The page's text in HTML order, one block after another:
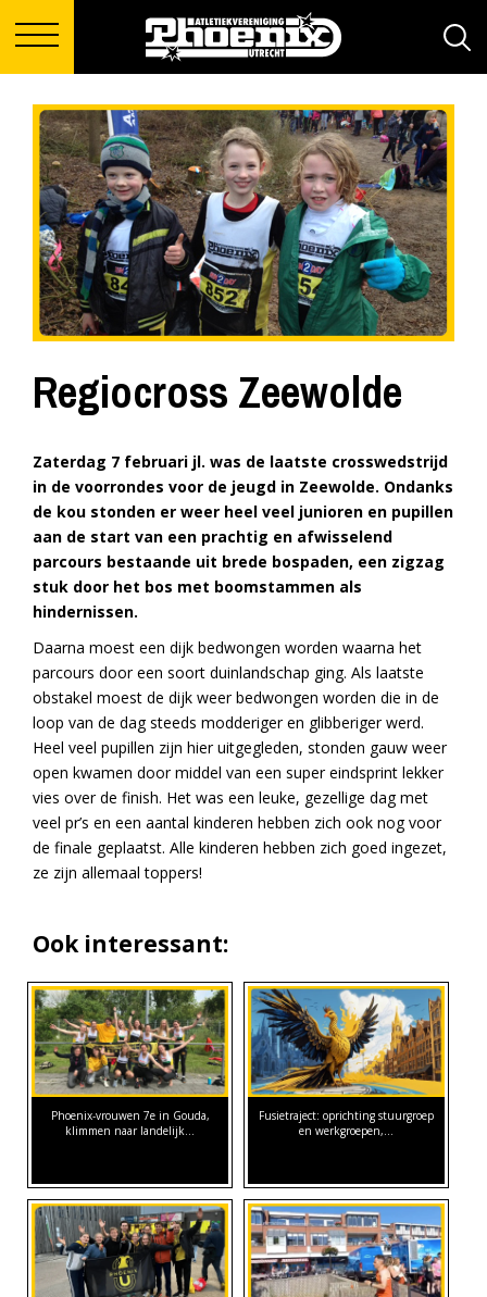
Regiocross Zeewolde
Zaterdag 7 februari jl. was de laatste crosswedstrijd
in de voorrondes voor de jeugd in Zeewolde. Ondanks
de kou stonden er weer heel veel junioren en pupillen
aan de start van een prachtig en afwisselend
parcours bestaande uit brede bospaden, een zigzag
stuk door het bos met boomstammen als
hindernissen.
Daarna moest een dijk bedwongen worden waarna het
parcours door een soort duinlandschap ging. Als laatste
obstakel moest de dijk weer bedwongen worden die in de
loop van de dag steeds modderiger en glibberiger werd.
Heel veel pupillen zijn hier uitgegleden, stonden gauw weer
open kwamen door middel van een super eindsprint lekker
vies over de finish. Het was een leuke, gezellige dag met
veel pr’s en een aantal kinderen hebben zich ook nog voor
de finale geplaatst. Alle kinderen hebben zich goed ingezet,
ze zijn allemaal toppers!
Ook interessant:
Phoenix-vrouwen 7e in Gouda,
klimmen naar landelijk…
Fusietraject: oprichting stuurgroep
en werkgroepen,…